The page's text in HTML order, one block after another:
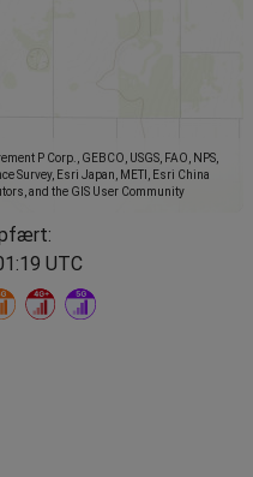
P Corp., GEBCO, USGS, FAO, NPS,
Survey, Esri Japan, METI, Esri China
and the GIS User Community
UTC